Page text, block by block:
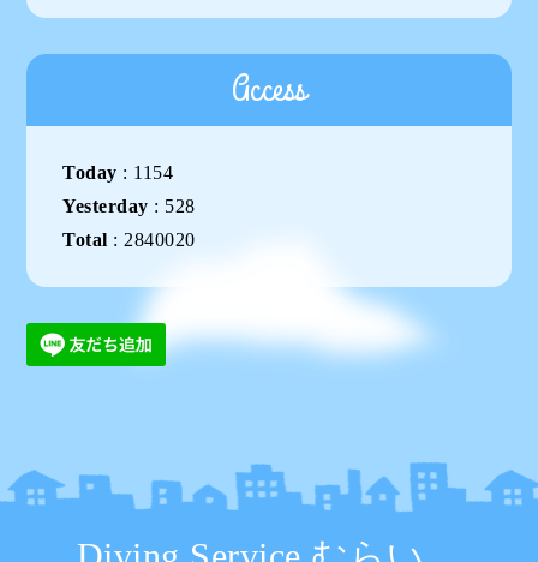
Access
Today : 1154
Yesterday : 528
Total : 2840020